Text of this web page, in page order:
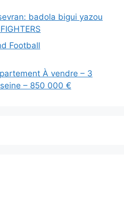
badola bigui yazou
Football
À vendre – 3
– 850 000 €